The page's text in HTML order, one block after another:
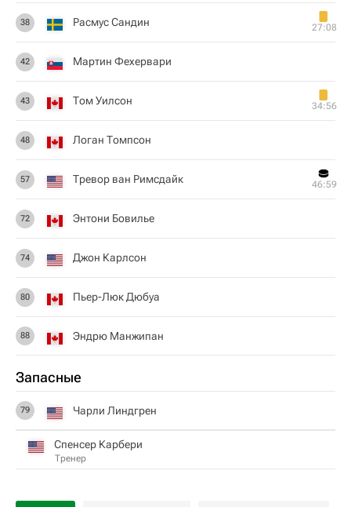
38 Расмус Сандин 27:08
42 Мартин Фехервари
43 Том Уилсон 34:56
48 Логан Томпсон
57 Тревор ван Римсдайк 46:59
72 Энтони Бовилье
74 Джон Карлсон
80 Пьер-Люк Дюбуа
88 Эндрю Манжипан
Запасные
79 Чарли Линдгрен
Спенсер Карбери
Тренер